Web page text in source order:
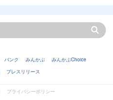
バンク みんかぶ
みんかぶChoice
プレスリリース
プライバシーポリシー